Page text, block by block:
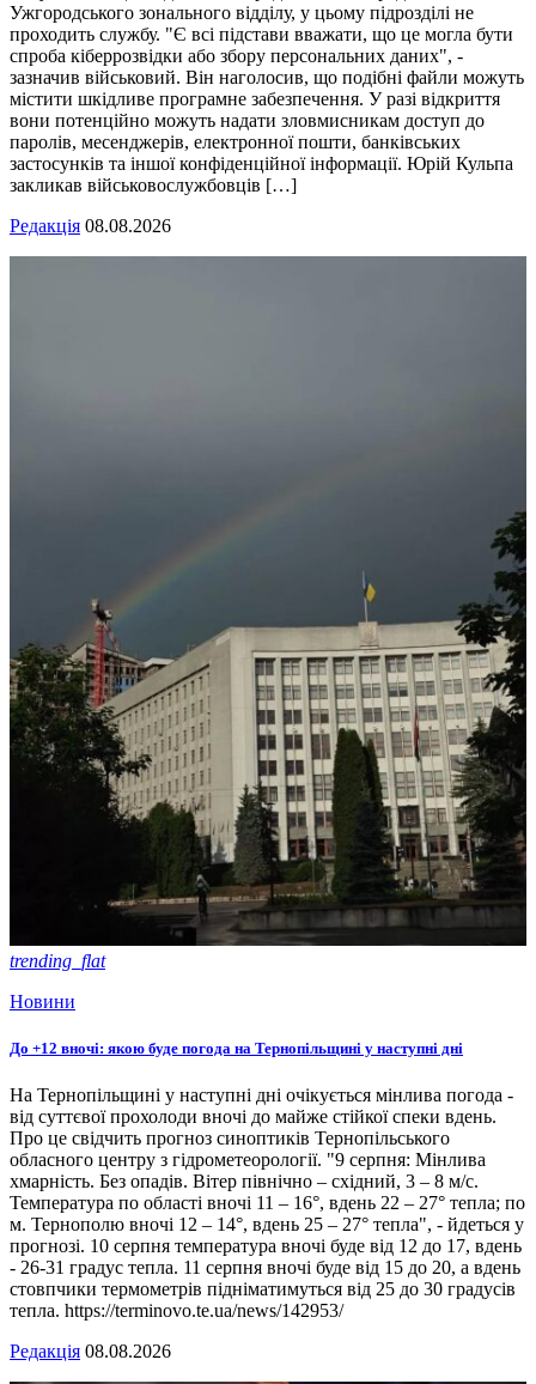
Ужгородського зонального відділу, у цьому підрозділі не
проходить службу. "Є всі підстави вважати, що це могла бути
спроба кіберрозвідки або збору персональних даних", -
зазначив військовий. Він наголосив, що подібні файли можуть
містити шкідливе програмне забезпечення. У разі відкриття
вони потенційно можуть надати зловмисникам доступ до
паролів, месенджерів, електронної пошти, банківських
застосунків та іншої конфіденційної інформації. Юрій Кульпа
закликав військовослужбовців […]
Редакція 08.08.2026
trending_flat
Новини
До +12 вночі: якою буде погода на Тернопільщині у наступні дні
На Тернопільщині у наступні дні очікується мінлива погода -
від суттєвої прохолоди вночі до майже стійкої спеки вдень.
Про це свідчить прогноз синоптиків Тернопільського
обласного центру з гідрометеорології. "9 серпня: Мінлива
хмарність. Без опадів. Вітер північно – східний, 3 – 8 м/с.
Температура по області вночі 11 – 16°, вдень 22 – 27° тепла; по
м. Тернополю вночі 12 – 14°, вдень 25 – 27° тепла", - йдеться у
прогнозі. 10 серпня температура вночі буде від 12 до 17, вдень
- 26-31 градус тепла. 11 серпня вночі буде від 15 до 20, а вдень
стовпчики термометрів підніматимуться від 25 до 30 градусів
тепла. https://terminovo.te.ua/news/142953/
Редакція 08.08.2026